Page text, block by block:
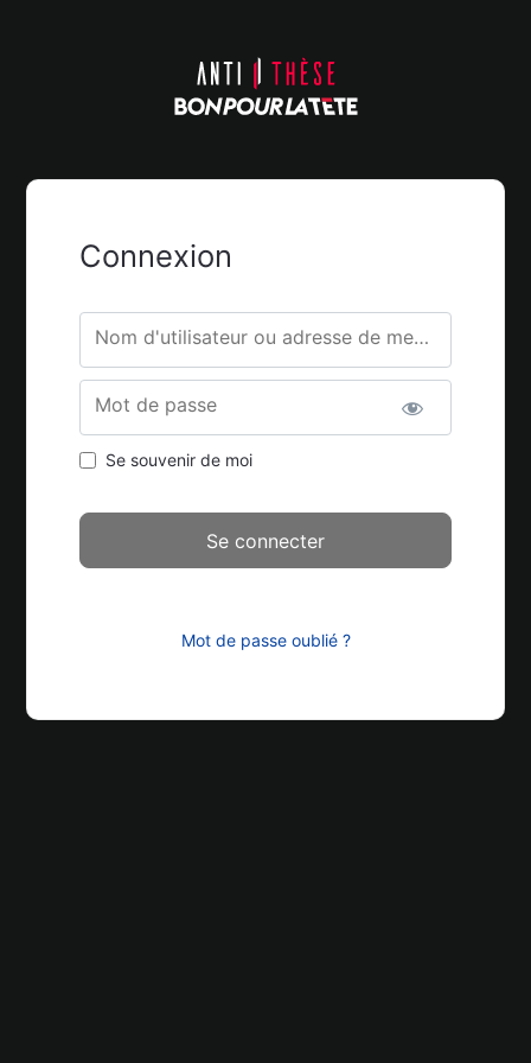
Connexion
Nom d'utilisateur ou adresse de messagerie.
Mot de passe
Se souvenir de moi
Mot de passe oublié ?